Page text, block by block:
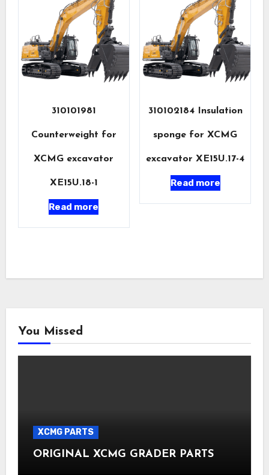
310101981
Counterweight for
XCMG excavator
XE15U.18-1
Read more
310102184 Insulation
sponge for XCMG
excavator XE15U.17-4
Read more
You Missed
XCMG PARTS
ORIGINAL XCMG GRADER PARTS